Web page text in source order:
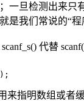
一旦检测出来只
是我们常说的“程
代替
来指明数组或者